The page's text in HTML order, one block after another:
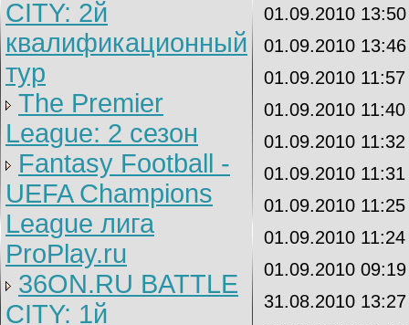
CITY: 2й
квалификационный
тур
The Premier
League: 2 cезон
Fantasy Football -
UEFA Champions
League лига
ProPlay.ru
36ON.RU BATTLE
CITY: 1й
01.09.2010
01.09.2010
01.09.2010
01.09.2010
01.09.2010
01.09.2010
01.09.2010
01.09.2010
01.09.2010
31.08.2010